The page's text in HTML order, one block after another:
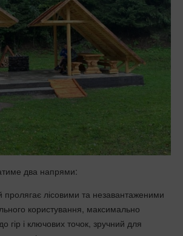
два напрями:
пролягає лісовими та незавантаженими
користування, максимально
гір і ключових точок, зручний для